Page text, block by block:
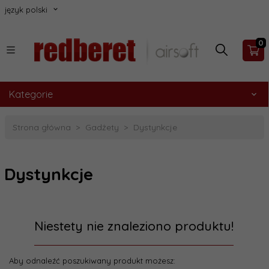
język polski
0
Kategorie
Strona główna Gadżety Dystynkcje
Dystynkcje
Niestety nie znaleziono produktu!
Aby odnaleźć poszukiwany produkt możesz: